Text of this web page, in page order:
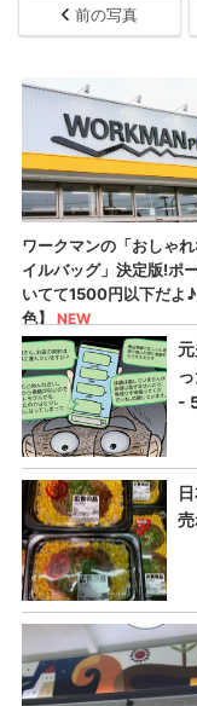
前の写真